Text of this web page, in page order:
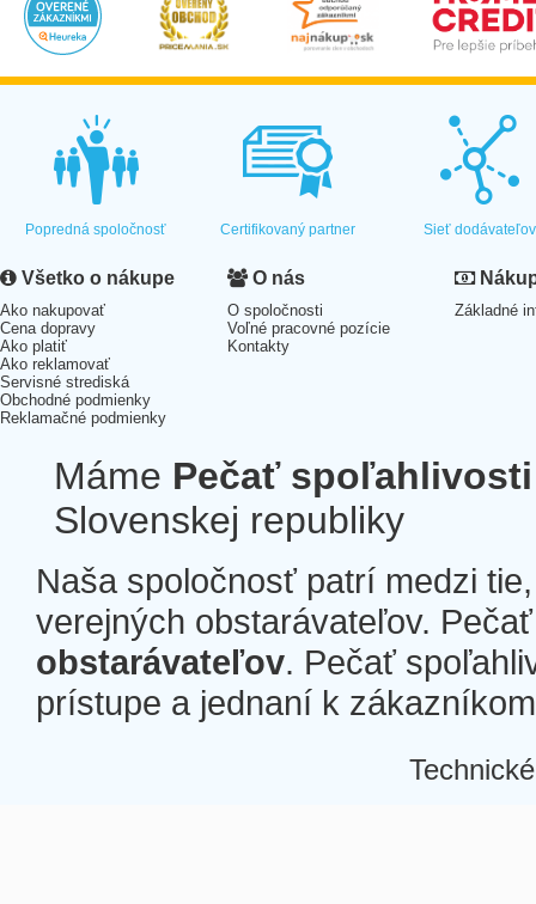
Popredná spoločnosť Certifikovaný partner Sieť dodávateľov
Všetko o nákupe
Ako nakupovať
Cena dopravy
Ako platiť
Ako reklamovať
Servisné strediská
Obchodné podmienky
Reklamačné podmienky
O nás
O spoločnosti
Voľné pracovné pozície
Kontakty
Základné
Máme Pečať spoľahlivosti
Slovenskej republiky
Naša spoločnosť patrí medzi
verejných obstarávateľov.
obstarávateľov. Pečať
prístupe a jednaní k